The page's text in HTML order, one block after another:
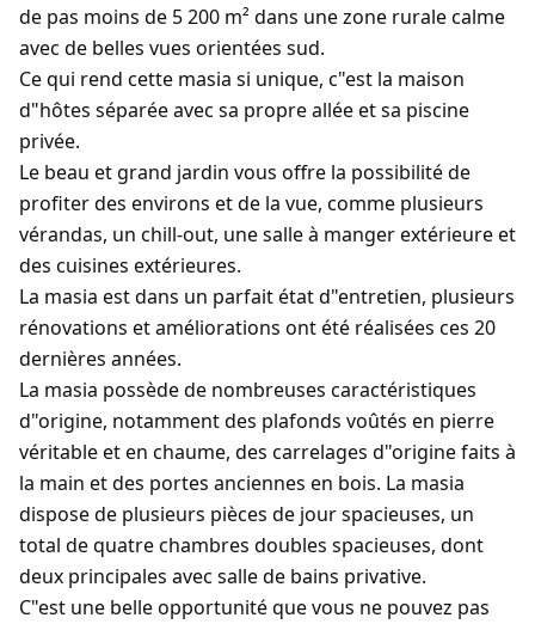
de pas moins de 5 200 m² dans une zone rurale calme
avec de belles vues orientées sud.
Ce qui rend cette masia si unique, c"est la maison
d"hôtes séparée avec sa propre allée et sa piscine
privée.
Le beau et grand jardin vous offre la possibilité de
profiter des environs et de la vue, comme plusieurs
vérandas, un chill-out, une salle à manger extérieure et
des cuisines extérieures.
La masia est dans un parfait état d"entretien, plusieurs
rénovations et améliorations ont été réalisées ces 20
dernières années.
La masia possède de nombreuses caractéristiques
d"origine, notamment des plafonds voûtés en pierre
véritable et en chaume, des carrelages d"origine faits à
la main et des portes anciennes en bois. La masia
dispose de plusieurs pièces de jour spacieuses, un
total de quatre chambres doubles spacieuses, dont
deux principales avec salle de bains privative.
C"est une belle opportunité que vous ne pouvez pas